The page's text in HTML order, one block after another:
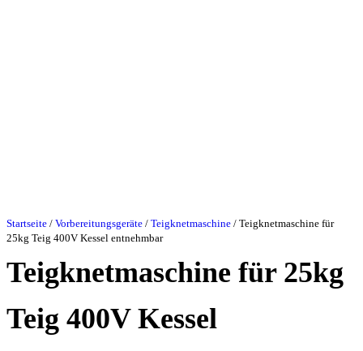
Startseite / Vorbereitungsgeräte / Teigknetmaschine / Teigknetmaschine für
25kg Teig 400V Kessel entnehmbar
Teigknetmaschine für 25kg
Teig 400V Kessel